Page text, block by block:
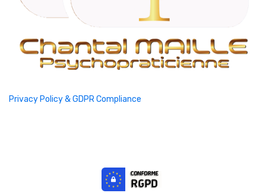
Privacy Policy & GDPR Compliance